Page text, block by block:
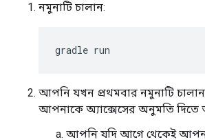
নমুনাটি চালান:
আপনি যখন প্রথমবার নমুনাটি
আপনাকে অ্যাক্সেসের অনুমতি
আপনি যদি আগে থেকেই